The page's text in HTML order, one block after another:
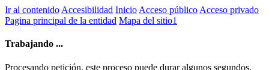
Ir al contenido Accesibilidad Inicio Acceso público Acceso privado
Pagina principal de la entidad Mapa del sitio1
Trabajando ...
Procesando petición, este proceso puede durar algunos segundos,